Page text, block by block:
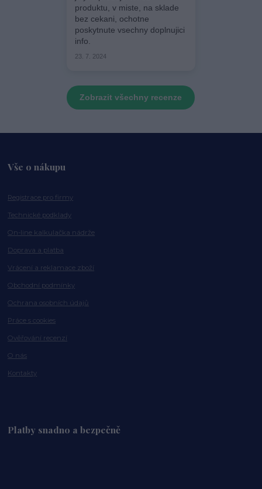
produktu, v miste, na sklade
bez cekani, ochotne
poskytnute vsechny doplnujici
info.
23. 7. 2024
Zobrazit všechny recenze
Vše o nákupu
Registrace pro firmy
Technické podklady
On-line kalkulačka nádrže
Doprava a platba
Vrácení a reklamace zboží
Obchodní podmínky
Ochrana osobních údajů
Práce s cookies
Ověřování recenzí
O nás
Kontakty
Platby snadno a bezpečně